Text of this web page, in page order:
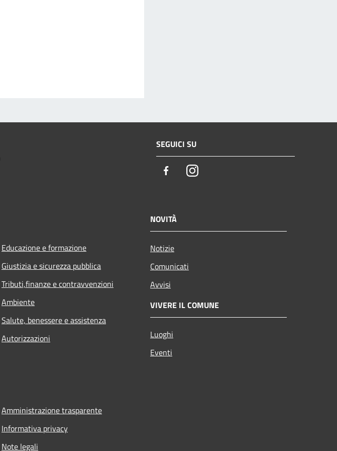
SEGUICI SU
FacebookInstagram
Educazione e formazione
Giustizia e sicurezza pubblica
Tributi,finanze e contravvenzioni
Ambiente
Salute, benessere e assistenza
Autorizzazioni
NOVITÀ
Notizie
Comunicati
Avvisi
VIVERE IL COMUNE
Luoghi
Eventi
Amministrazione trasparente
Informativa privacy
Note legali